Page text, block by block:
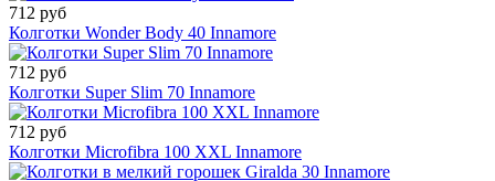
712 руб
Колготки Wonder Body 40 Innamore
712 руб
Колготки Super Slim 70 Innamore
712 руб
Колготки Microfibra 100 XXL Innamore